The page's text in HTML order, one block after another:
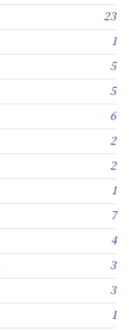
23
1
5
5
6
2
2
1
7
4
3
3
1